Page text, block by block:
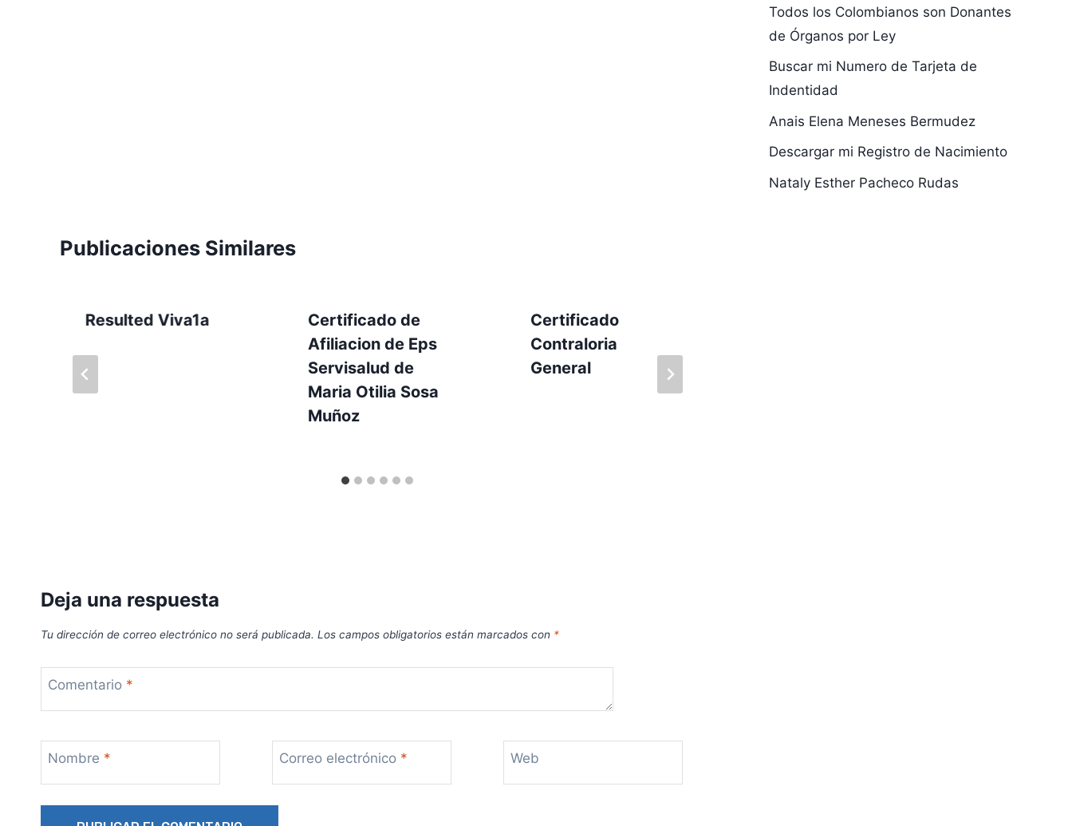
Publicaciones Similares
Resulted Viva1a
Certificado de
Afiliacion de Eps
Servisalud de
Maria Otilia Sosa
Muñoz
Certificado
Contraloria
General
Deja una respuesta
Tu dirección de correo electrónico no será publicada. Los campos obligatorios están marcados con *
Comentario *
Nombre * Correo electrónico * Web
Todos los Colombianos son Donantes
de Órganos por Ley
Buscar mi Numero de Tarjeta de
Indentidad
Anais Elena Meneses Bermudez
Descargar mi Registro de Nacimiento
Nataly Esther Pacheco Rudas